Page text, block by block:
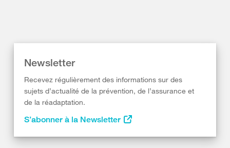
Newsletter
Recevez régulièrement des informations sur des
sujets d’actualité de la prévention, de l’assurance et
de la réadaptation.
S’abonner à la Newsletter